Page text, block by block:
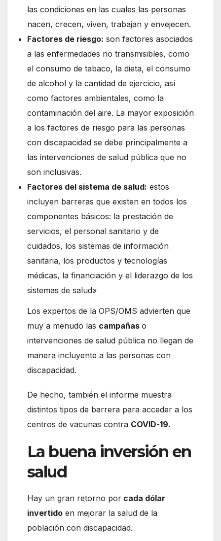
las condiciones en las cuales las personas
nacen, crecen, viven, trabajan y envejecen.
Factores de riesgo: son factores asociados
a las enfermedades no transmisibles, como
el consumo de tabaco, la dieta, el consumo
de alcohol y la cantidad de ejercicio, así
como factores ambientales, como la
contaminación del aire. La mayor exposición
a los factores de riesgo para las personas
con discapacidad se debe principalmente a
las intervenciones de salud pública que no
son inclusivas.
Factores del sistema de salud: estos
incluyen barreras que existen en todos los
componentes básicos: la prestación de
servicios, el personal sanitario y de
cuidados, los sistemas de información
sanitaria, los productos y tecnologías
médicas, la financiación y el liderazgo de los
sistemas de salud»
Los expertos de la OPS/OMS advierten que
muy a menudo las campañas o
intervenciones de salud pública no llegan de
manera incluyente a las personas con
discapacidad.
De hecho, también el informe muestra
distintos tipos de barrera para acceder a los
centros de vacunas contra COVID-19.
La buena inversión en
salud
Hay un gran retorno por cada dólar
invertido en mejorar la salud de la
población con discapacidad.